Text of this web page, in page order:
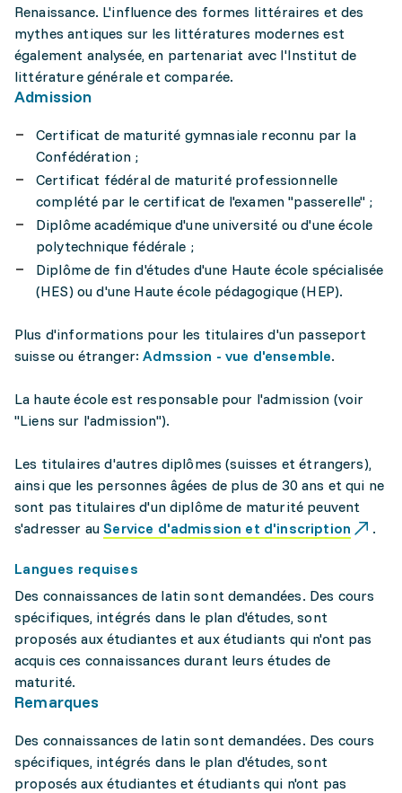
Renaissance. L'influence des formes littéraires et des
mythes antiques sur les littératures modernes est
également analysée, en partenariat avec l'Institut de
littérature générale et comparée.
Admission
Certificat de maturité gymnasiale reconnu par la
Confédération ;
Certificat fédéral de maturité professionnelle
complété par le certificat de l'examen "passerelle" ;
Diplôme académique d'une université ou d'une école
polytechnique fédérale ;
Diplôme de fin d'études d'une Haute école spécialisée
(HES) ou d'une Haute école pédagogique (HEP).
Plus d'informations pour les titulaires d'un passeport
suisse ou étranger:Admssion - vue d'ensemble.
La haute école est responsable pour l'admission (voir
"Liens sur l'admission").
Les titulaires d'autres diplômes (suisses et étrangers),
ainsi que les personnes âgées de plus de 30 ans et qui ne
sont pas titulaires d'un diplôme de maturité peuvent
s'adresser auService d'admission et d'inscription .
Langues requises
Des connaissances de latin sont demandées. Des cours
spécifiques, intégrés dans le plan d'études, sont
proposés aux étudiantes et aux étudiants qui n'ont pas
acquis ces connaissances durant leurs études de
maturité.
Remarques
Des connaissances de latin sont demandées. Des cours
spécifiques, intégrés dans le plan d'études, sont
proposés aux étudiantes et étudiants qui n'ont pas